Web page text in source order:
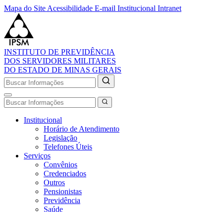
Mapa do Site Acessibilidade E-mail Institucional Intranet
INSTITUTO DE PREVIDÊNCIA
DOS SERVIDORES MILITARES
DO ESTADO DE MINAS GERAIS
Institucional
Horário de Atendimento
Legislação
Telefones Úteis
Serviços
Convênios
Credenciados
Outros
Pensionistas
Previdência
Saúde